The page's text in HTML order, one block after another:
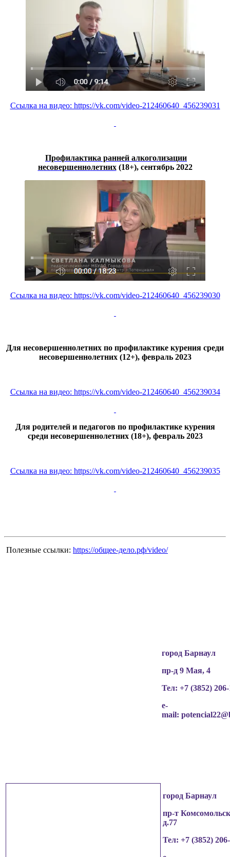
Ссылка на видео: https://vk.com/video-212460640_456239031
Профилактика ранней алкоголизации
несовершеннолетних(18+), сентябрь 2022
Ссылка на видео: https://vk.com/video-212460640_456239030
Для несовершеннолетних по профилактике курения среди
несовершеннолетних (12+), февраль 2023
Ссылка на видео: https://vk.com/video-212460640_456239034
Для родителей и педагогов по профилактике курения
среди несовершеннолетних (18+), февраль 2023
Ссылка на видео: https://vk.com/video-212460640_456239035
Полезные ссылки: https://общее-дело.рф/video/
город Барнаул
пр-д 9 Мая, 4
Тел: +7 (3852)
e-
mail:
город Барнаул
пр-т
д.77
Тел: +7 (3852)